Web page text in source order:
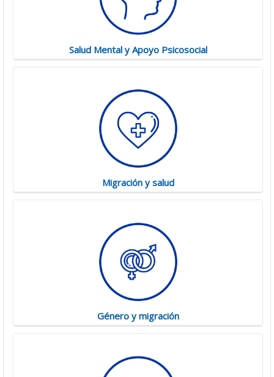
Salud Mental y Apoyo Psicosocial
Migración y salud
Género y migración